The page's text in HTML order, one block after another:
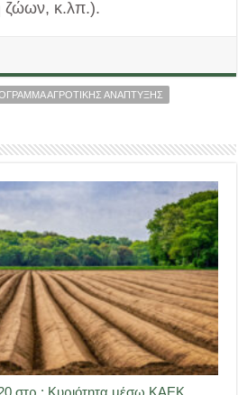
ζώων, κ.λπ.).
ΑΓΡΟΤΙΚΗΣ ΑΝΑΠΤΥΞΗΣ
στρ.: Κυριότητα μέσω ΚΑΕΚ